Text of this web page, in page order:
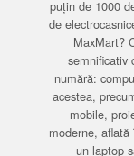
puțin de 1000
de
MaxMart?
semnificativ
numără:
acestea,
mobile,
moderne,
un laptop